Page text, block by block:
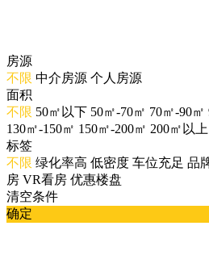
房源
不限 中介房源 个人房源
面积
不限 50㎡以下 50㎡-70㎡ 70㎡-90㎡
130㎡-150㎡ 150㎡-200㎡ 200㎡以上
标签
不限 绿化率高 低密度 车位充足 品
房 VR看房 优惠楼盘
清空条件
确定